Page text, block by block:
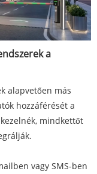
a
alapvetően más
hozzáférését a
mindkettőt
vagy SMS-ben